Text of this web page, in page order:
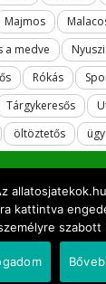
Majmos
a medve
Rókás
Tárgykeresős
öltöztetős
kattintva